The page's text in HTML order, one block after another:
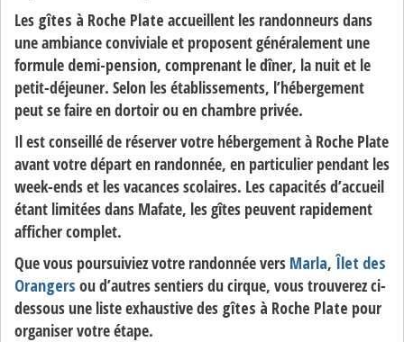
Les gîtes à Roche Plate accueillent les randonneurs dans
une ambiance conviviale et proposent généralement une
formule demi-pension, comprenant le dîner, la nuit et le
petit-déjeuner. Selon les établissements, l’hébergement
peut se faire en dortoir ou en chambre privée.
Il est conseillé de réserver votre hébergement à Roche Plate
avant votre départ en randonnée, en particulier pendant les
week-ends et les vacances scolaires. Les capacités d’accueil
étant limitées dans Mafate, les gîtes peuvent rapidement
afficher complet.
Que vous poursuiviez votre randonnée vers Marla, Îlet des
Orangers ou d’autres sentiers du cirque, vous trouverez ci-
dessous une liste exhaustive des gîtes à Roche Plate pour
organiser votre étape.